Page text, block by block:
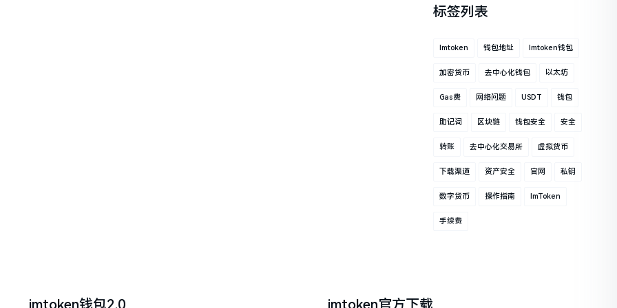
标签列表
Imtoken 钱包地址 Imtoken钱包
加密货币 去中心化钱包 以太坊
Gas费 网络问题 USDT 钱包
助记词 区块链 钱包安全 安全
转账 去中心化交易所 虚拟货币
下载渠道 资产安全 官网 私钥
数字货币 操作指南 ImToken
手续费